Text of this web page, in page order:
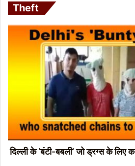
Theft
दिल्ली के ‘बंटी-बबली’ जो ड्रग्स के लिए